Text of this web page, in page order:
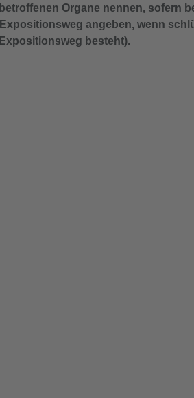
Organe nennen, sofern
angeben, wenn
besteht).